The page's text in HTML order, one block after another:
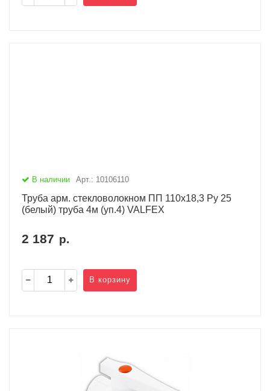
В наличии Арт.: 10106110
Труба арм. стекловолокном ПП 110х18,3 Ру 25
(белый) труба 4м (уп.4) VALFEX
2 187 р.
В корзину